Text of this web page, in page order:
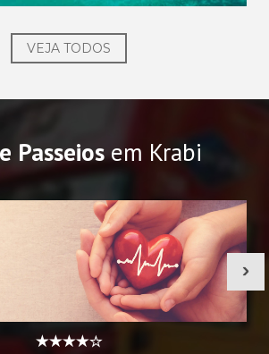
VEJA TODOS
Passeiosem Krabi
›